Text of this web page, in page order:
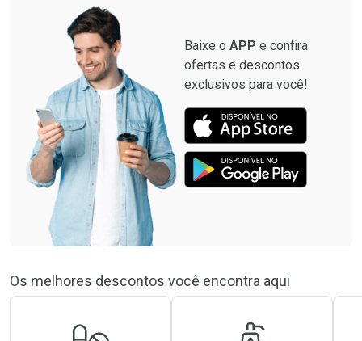
Baixe o APP e confira
ofertas e descontos
exclusivos para você!
Os melhores descontos você encontra aqui